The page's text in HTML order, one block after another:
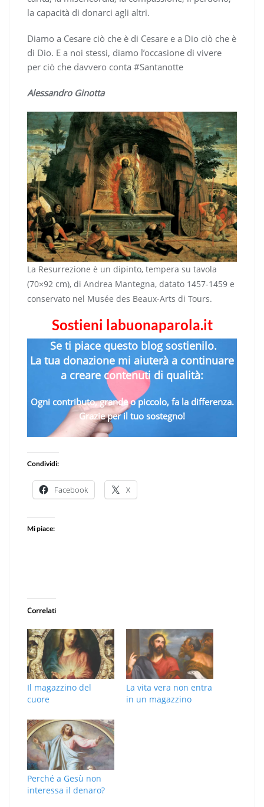
la capacità di donarci agli altri.
Diamo a Cesare ciò che è di Cesare e a Dio ciò che è
di Dio. E a noi stessi, diamo l’occasione di vivere
per ciò che davvero conta #Santanotte
Alessandro Ginotta
La Resurrezione è un dipinto, tempera su tavola
(70×92 cm), di Andrea Mantegna, datato 1457-1459 e
conservato nel Musée des Beaux-Arts di Tours.
Sostieni labuonaparola.it
Se ti piace questo blog sostienilo.
La tua donazione mi aiuterà a continuare
a creare contenuti di qualità:
Ogni contributo, grande o piccolo, fa la differenza.
Grazie per il tuo sostegno!
Condividi:
Facebook X
Mi piace:
Correlati
Il magazzino del
cuore
La vita vera non entra
in un magazzino
Perché a Gesù non
interessa il denaro?